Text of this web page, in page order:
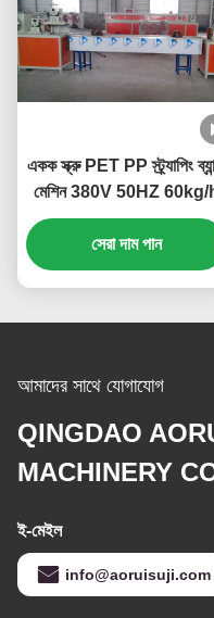
একক স্ক্রু PET PP স্ট্র্যাপিং
মেশিন 380V 50HZ 60kg/
সেরা দাম পান
আমাদের সাথে যোগাযোগ
QINGDAO
MACHINERY
ই-মেইল
info@aoruisuji.com